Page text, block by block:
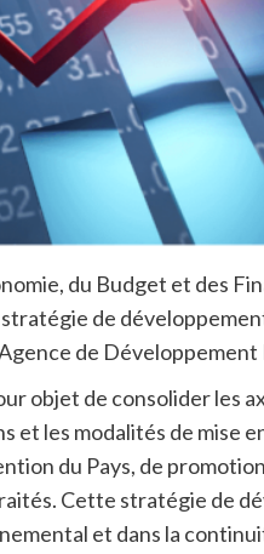
du Budget et des
stratégie de
de
objet de consolider les
et les modalités de mise
du Pays, de
Cette stratégie de
et dans la